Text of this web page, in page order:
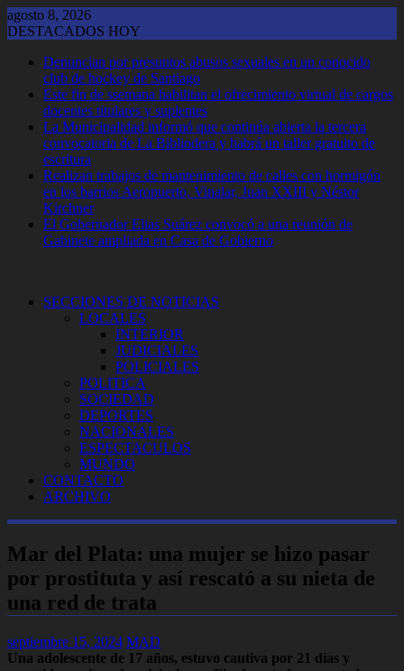
Saltar
al
agosto 8, 2026
DESTACADOS HOY
Denuncian por presuntos abusos sexuales en un conocido
club de hockey de Santiago
Este fin de ssemana habilitan el ofrecimiento virtual de cargos
docentes titulares y suplentes
La Municipalidad informó que continúa abierta la tercera
convocatoria de La Bibliodera y habrá un taller gratuito de
escritura
Realizan trabajos de mantenimiento de calles con hormigón
en los barrios Aeropuerto, Vinalar, Juan XXIII y Néstor
Kirchner
El Gobernador Elias Suárez convocó a una reunión de
Gabinete ampliada en Casa de Gobierno
SECCIONES DE NOTICIAS
LOCALES
INTERIOR
JUDICIALES
POLICIALES
POLITICA
SOCIEDAD
DEPORTES
NACIONALES
ESPECTACULOS
MUNDO
CONTACTO
ARCHIVO
Mar del Plata: una mujer se hizo pasar
por prostituta y así rescató a su nieta de
una red de trata
septiembre 15, 2024 MAD
Una adolescente de 17 años, estuvo cautiva por 21 días y